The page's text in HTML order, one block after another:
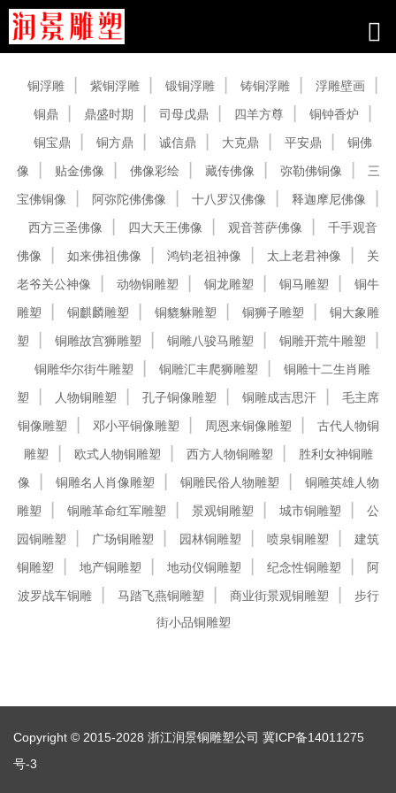
铜浮雕 紫铜浮雕 锻铜浮雕 铸铜浮雕
浮雕壁画
铜鼎
鼎盛时期 司母戊鼎 四羊方尊
铜钟香炉
铜宝鼎
铜方鼎 诚信鼎 大克鼎 平安鼎
铜佛
像
贴金佛像 佛像彩绘 藏传佛像 弥勒佛铜像
三
宝佛铜像
阿弥陀佛佛像 十八罗汉佛像
释迦摩尼佛像
西方三圣佛像
四大天王佛像 观音菩萨佛像
千手观音
佛像
如来佛祖佛像 鸿钧老祖神像 太上老君神像
关
老爷关公神像
动物铜雕塑 铜龙雕塑 铜马雕塑
铜牛
雕塑
铜麒麟雕塑 铜貔貅雕塑 铜狮子雕塑
铜大象雕
塑
铜雕故宫狮雕塑 铜雕八骏马雕塑
铜雕开荒牛雕塑
铜雕华尔街牛雕塑
铜雕汇丰爬狮雕塑
铜雕十二生肖雕
塑
人物铜雕塑 孔子铜像雕塑 铜雕成吉思汗
毛主席
铜像雕塑
邓小平铜像雕塑 周恩来铜像雕塑
古代人物铜
雕塑
欧式人物铜雕塑 西方人物铜雕塑
胜利女神铜雕
像
铜雕名人肖像雕塑 铜雕民俗人物雕塑
铜雕英雄人物
雕塑
铜雕革命红军雕塑 景观铜雕塑 城市铜雕塑
公
园铜雕塑
广场铜雕塑 园林铜雕塑 喷泉铜雕塑
建筑
铜雕塑
地产铜雕塑 地动仪铜雕塑 纪念性铜雕塑
阿
波罗战车铜雕
马踏飞燕铜雕塑 商业街景观铜雕塑
步行
街小品铜雕塑
Copyright © 2015-2028 浙江润景铜雕塑公司 冀ICP备14011275
号-3